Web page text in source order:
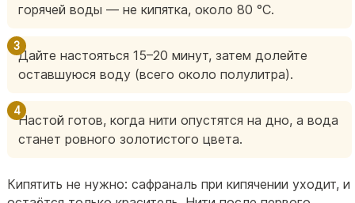
горячей воды — не кипятка, около 80 °C.
Дайте настояться 15–20 минут, затем долейте
оставшуюся воду (всего около полулитра).
Настой готов, когда нити опустятся на дно, а вода
станет ровного золотистого цвета.
Кипятить не нужно: сафраналь при кипячении уходит, и